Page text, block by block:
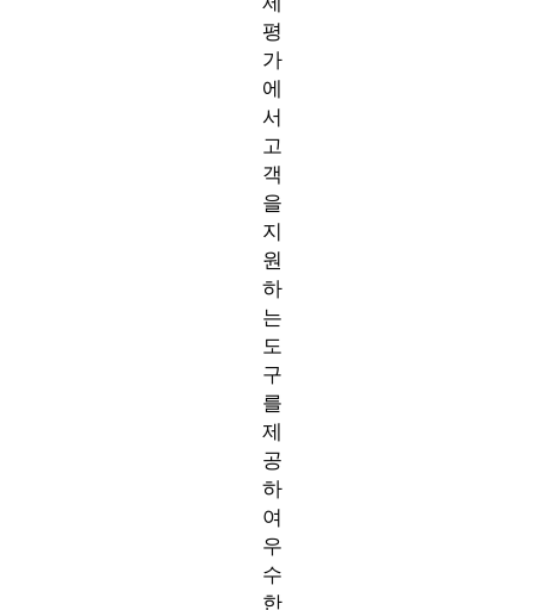
평
가
에
서
고
객
을
지
원
하
는
도
구
를
제
공
하
여
우
수
한